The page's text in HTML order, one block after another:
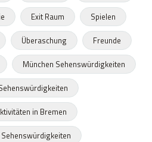
Exit Raum
Spielen
Überaschung
Freunde
München Sehenswürdigkeiten
in Bremen